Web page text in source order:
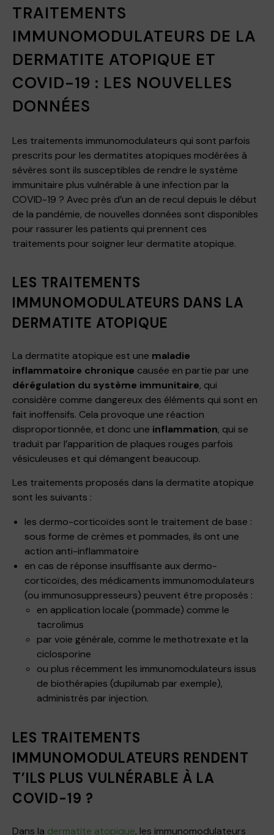
TRAITEMENTS
IMMUNOMODULATEURS DE LA
DERMATITE ATOPIQUE ET
COVID-19 : LES NOUVELLES
DONNÉES
Les traitements immunomodulateurs qui sont parfois
prescrits pour les dermatites atopiques modérées à
sévères sont ils susceptibles de rendre le système
immunitaire plus vulnérable à une infection par la
COVID-19 ? Avec près d’un an de recul depuis le début
de la pandémie, de nouvelles données sont disponibles
pour rassurer les patients qui prennent ces
traitements pour soigner leur dermatite atopique.
LES TRAITEMENTS
IMMUNOMODULATEURS DANS LA
DERMATITE ATOPIQUE
La dermatite atopique est une maladie
inflammatoire chronique causée en partie par une
dérégulation du système immunitaire, qui
considère comme dangereux des éléments qui sont en
fait inoffensifs. Cela provoque une réaction
disproportionnée, et donc une inflammation, qui se
traduit par l’apparition de plaques rouges parfois
vésiculeuses et qui démangent beaucoup.
Les traitements proposés dans la dermatite atopique
sont les suivants :
les dermo-corticoïdes sont le traitement de base :
sous forme de crèmes et pommades, ils ont une
action anti-inflammatoire
en cas de réponse insuffisante aux dermo-
corticoïdes, des médicaments immunomodulateurs
(ou immunosuppresseurs) peuvent être proposés :
en application locale (pommade) comme le
tacrolimus
par voie générale, comme le methotrexate et la
ciclosporine
ou plus récemment les immunomodulateurs issus
de biothérapies (dupilumab par exemple),
administrés par injection.
LES TRAITEMENTS
IMMUNOMODULATEURS RENDENT
T’ILS PLUS VULNÉRABLE À LA
COVID-19 ?
Dans la dermatite atopique, les immunomodulateurs